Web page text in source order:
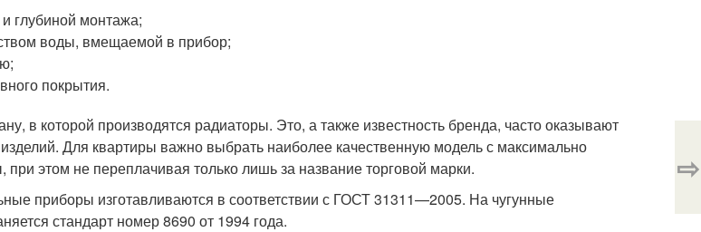
глубиной монтажа;
воды, вмещаемой в прибор;
покрытия.
в которой производятся радиаторы. Это, а также известность бренда, часто оказывают
Для квартиры важно выбрать наиболее качественную модель с максимально
этом не переплачивая только лишь за название торговой марки.
приборы изготавливаются в соответствии с ГОСТ 31311—2005. На чугунные
стандарт номер 8690 от 1994 года.
⇨